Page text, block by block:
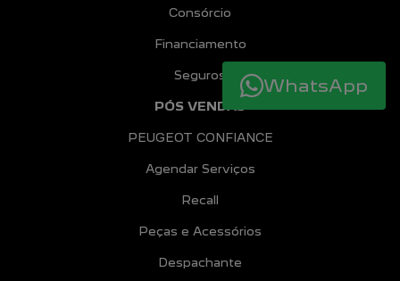
Consórcio
Financiamento
Seguros
PÓS VENDAS
PEUGEOT CONFIANCE
Agendar Serviços
Recall
Peças e Acessórios
Despachante
WhatsApp